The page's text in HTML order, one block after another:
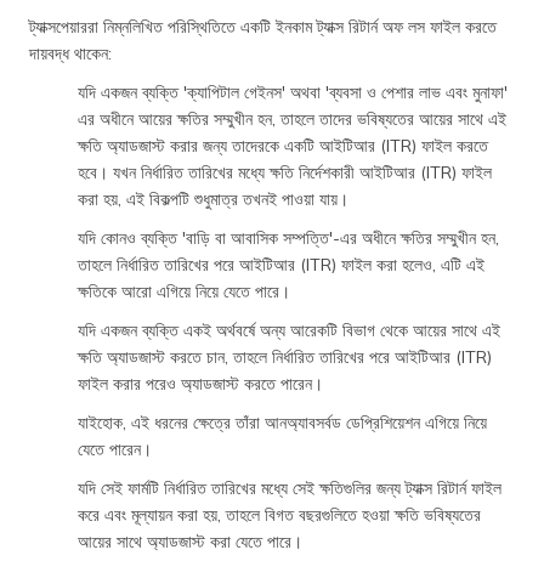
ট্যাক্সপেয়াররা নিম্নলিখিত পরিস্থিতিতে একটি ইনকাম ট্যাক্স রিটার্ন অফ লস ফাইল করতে
দায়বদ্ধ থাকেন:
যদি একজন ব্যক্তি 'ক্যাপিটাল গেইনস' অথবা 'ব্যবসা ও পেশার লাভ এবং মুনাফা'
এর অধীনে আয়ের ক্ষতির সম্মুখীন হন, তাহলে তাদের ভবিষ্যতের আয়ের সাথে এই
ক্ষতি অ্যাডজাস্ট করার জন্য তাদেরকে একটি আইটিআর (ITR) ফাইল করতে
হবে। যখন নির্ধারিত তারিখের মধ্যে ক্ষতি নির্দেশকারী আইটিআর (ITR) ফাইল
করা হয়, এই বিকল্পটি শুধুমাত্র তখনই পাওয়া যায়।
যদি কোনও ব্যক্তি 'বাড়ি বা আবাসিক সম্পত্তি'-এর অধীনে ক্ষতির সম্মুখীন হন,
তাহলে নির্ধারিত তারিখের পরে আইটিআর (ITR) ফাইল করা হলেও, এটি এই
ক্ষতিকে আরো এগিয়ে নিয়ে যেতে পারে।
যদি একজন ব্যক্তি একই অর্থবর্ষে অন্য আরেকটি বিভাগ থেকে আয়ের সাথে এই
ক্ষতি অ্যাডজাস্ট করতে চান, তাহলে নির্ধারিত তারিখের পরে আইটিআর (ITR)
ফাইল করার পরেও অ্যাডজাস্ট করতে পারেন।
যাইহোক, এই ধরনের ক্ষেত্রে তাঁরা আনঅ্যাবসর্বড ডেপ্রিশিয়েশন এগিয়ে নিয়ে
যেতে পারেন।
যদি সেই ফার্মটি নির্ধারিত তারিখের মধ্যে সেই ক্ষতিগুলির জন্য ট্যাক্স রিটার্ন ফাইল
করে এবং মূল্যায়ন করা হয়, তাহলে বিগত বছরগুলিতে হওয়া ক্ষতি ভবিষ্যতের
আয়ের সাথে অ্যাডজাস্ট করা যেতে পারে।